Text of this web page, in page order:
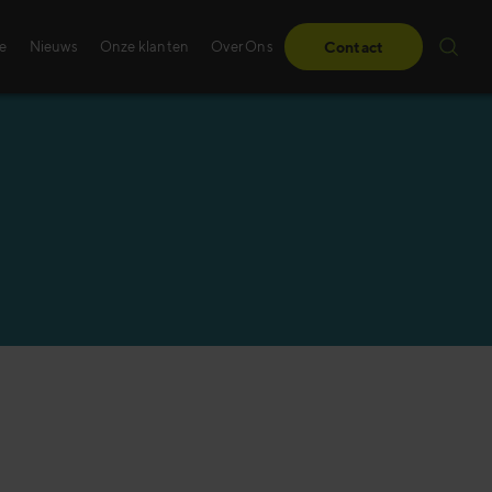
Nieuws Onze klanten Over Ons Contact